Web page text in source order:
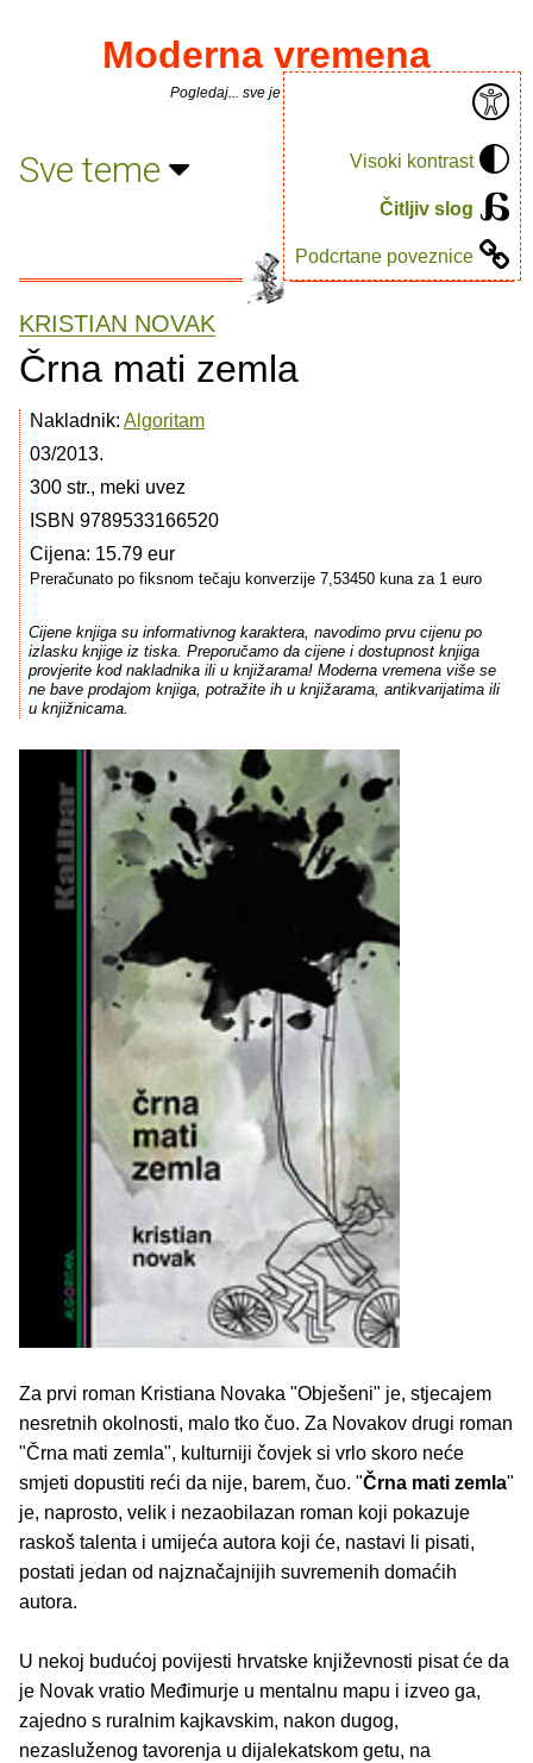
Visoki kontrast
Čitljiv slog
Podcrtane poveznice
Moderna vremena
Pogledaj... sve je puno knjiga.
Sve teme
KRISTIAN NOVAK
Črna mati zemla
Nakladnik: Algoritam
03/2013.
300 str., meki uvez
ISBN 9789533166520
Cijena: 15.79 eur
Preračunato po fiksnom tečaju konverzije 7,53450 kuna za 1 euro
Cijene knjiga su informativnog karaktera, navodimo prvu cijenu po
izlasku knjige iz tiska. Preporučamo da cijene i dostupnost knjiga
provjerite kod nakladnika ili u knjižarama! Moderna vremena više se
ne bave prodajom knjiga, potražite ih u knjižarama, antikvarijatima ili
u knjižnicama.
Za prvi roman Kristiana Novaka "Obješeni" je, stjecajem
nesretnih okolnosti, malo tko čuo. Za Novakov drugi roman
"Črna mati zemla", kulturniji čovjek si vrlo skoro neće
smjeti dopustiti reći da nije, barem, čuo. "Črna mati zemla"
je, naprosto, velik i nezaobilazan roman koji pokazuje
raskoš talenta i umijeća autora koji će, nastavi li pisati,
postati jedan od najznačajnijih suvremenih domaćih
autora.
U nekoj budućoj povijesti hrvatske književnosti pisat će da
je Novak vratio Međimurje u mentalnu mapu i izveo ga,
zajedno s ruralnim kajkavskim, nakon dugog,
nezasluženog tavorenja u dijalekatskom getu, na